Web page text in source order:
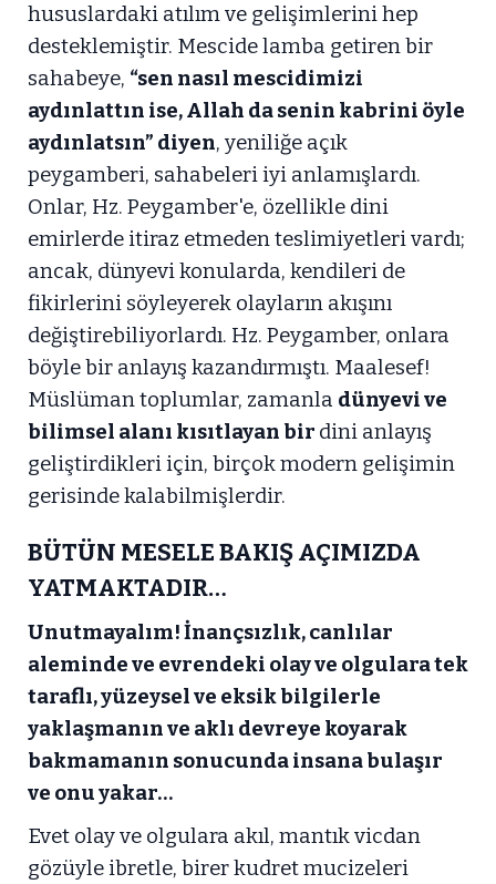
hususlardaki atılım ve gelişimlerini hep
desteklemiştir. Mescide lamba getiren bir
sahabeye, “sen nasıl mescidimizi
aydınlattın ise, Allah da senin kabrini öyle
aydınlatsın” diyen, yeniliğe açık
peygamberi, sahabeleri iyi anlamışlardı.
Onlar, Hz. Peygamber'e, özellikle dini
emirlerde itiraz etmeden teslimiyetleri vardı;
ancak, dünyevi konularda, kendileri de
fikirlerini söyleyerek olayların akışını
değiştirebiliyorlardı. Hz. Peygamber, onlara
böyle bir anlayış kazandırmıştı. Maalesef!
Müslüman toplumlar, zamanla dünyevi ve
bilimsel alanı kısıtlayan bir dini anlayış
geliştirdikleri için, birçok modern gelişimin
gerisinde kalabilmişlerdir.
BÜTÜN MESELE BAKIŞ AÇIMIZDA
YATMAKTADIR…
Unutmayalım! İnançsızlık, canlılar
aleminde ve evrendeki olay ve olgulara tek
taraflı, yüzeysel ve eksik bilgilerle
yaklaşmanın ve aklı devreye koyarak
bakmamanın sonucunda insana bulaşır
ve onu yakar…
Evet olay ve olgulara akıl, mantık vicdan
gözüyle ibretle, birer kudret mucizeleri